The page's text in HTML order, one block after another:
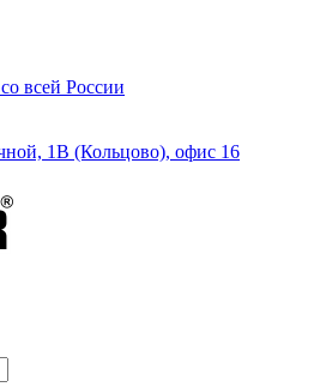
всей России
1В (Кольцово), офис 16